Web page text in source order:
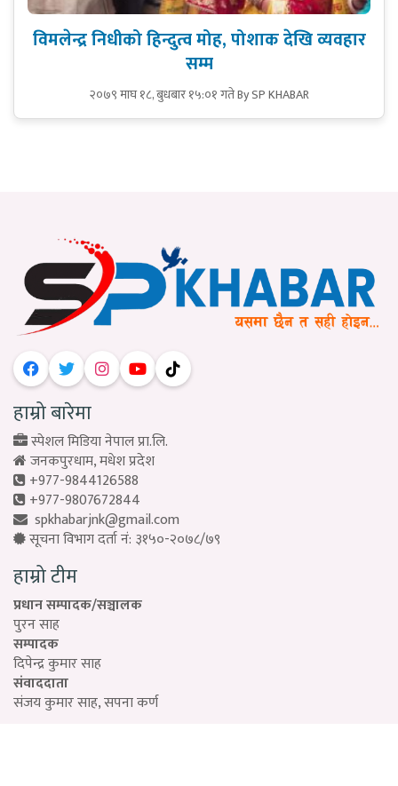
विमलेन्द्र निधीको हिन्दुत्व मोह, पोशाक देखि व्यवहार
सम्म
२०७९ माघ १८, बुधबार १५:०१ गतेBy SP KHABAR
हाम्रो बारेमा
स्पेशल मिडिया नेपाल प्रा.लि.
जनकपुरधाम, मधेश प्रदेश
+977-9844126588
+977-9807672844
spkhabarjnk@gmail.com
सूचना विभाग दर्ता नं: ३१५०-२०७८/७९
हाम्रो टीम
प्रधान सम्पादक/सञ्चालक
पुरन साह
सम्पादक
दिपेन्द्र कुमार साह
संवाददाता
संजय कुमार साह, सपना कर्ण